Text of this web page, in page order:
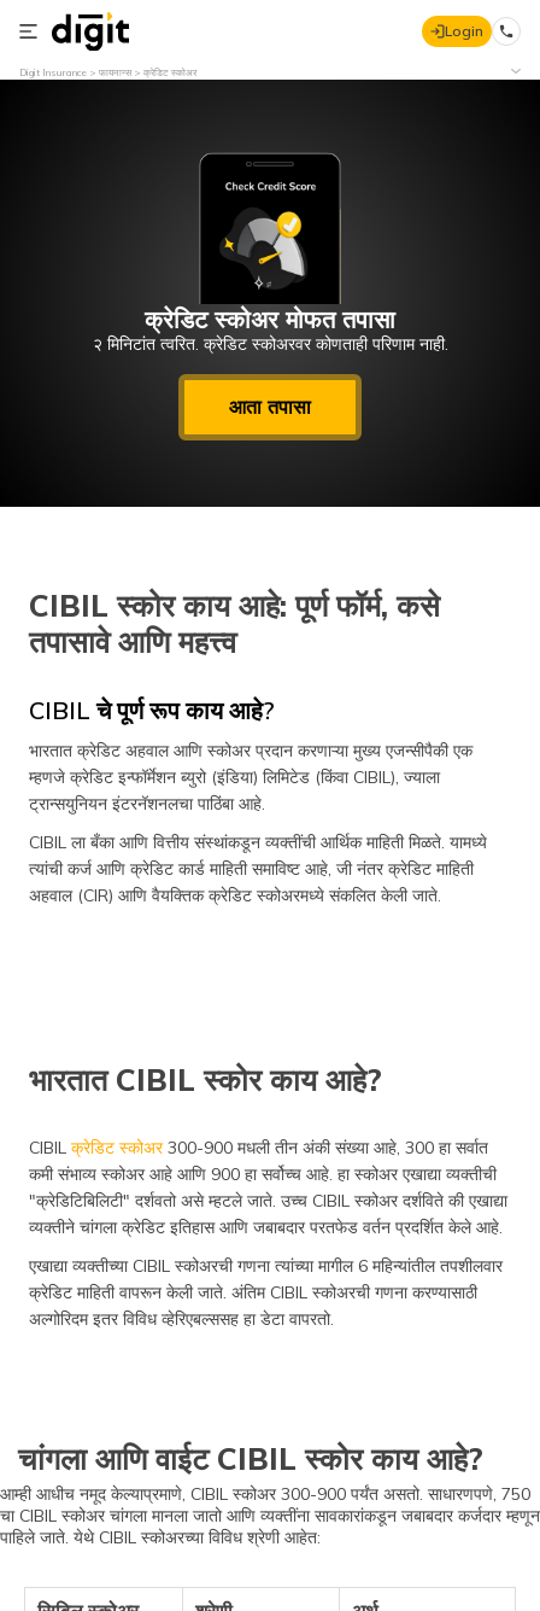
Login
Digit Insurance फायनान्स क्रेडिट स्कोअर
क्रेडिट स्कोअर मोफत तपासा
२ मिनिटांत त्वरित. क्रेडिट स्कोअरवर कोणताही परिणाम नाही.
आता तपासा
CIBIL स्कोर काय आहे: पूर्ण फॉर्म, कसे
तपासावे आणि महत्त्व
CIBIL चे पूर्ण रूप काय आहे?
भारतात क्रेडिट अहवाल आणि स्कोअर प्रदान करणाऱ्या मुख्य एजन्सीपैकी एक
म्हणजे क्रेडिट इन्फॉर्मेशन ब्युरो (इंडिया) लिमिटेड (किंवा CIBIL), ज्याला
ट्रान्सयुनियन इंटरनॅशनलचा पाठिंबा आहे.
CIBIL ला बँका आणि वित्तीय संस्थांकडून व्यक्तींची आर्थिक माहिती मिळते. यामध्ये
त्यांची कर्ज आणि क्रेडिट कार्ड माहिती समाविष्ट आहे, जी नंतर क्रेडिट माहिती
अहवाल (CIR) आणि वैयक्तिक क्रेडिट स्कोअरमध्ये संकलित केली जाते.
भारतात CIBIL स्कोर काय आहे?
CIBIL क्रेडिट स्कोअर300-900 मधली तीन अंकी संख्या आहे, 300 हा सर्वात
कमी संभाव्य स्कोअर आहे आणि 900 हा सर्वोच्च आहे. हा स्कोअर एखाद्या व्यक्तीची
"क्रेडिटिबिलिटी" दर्शवतो असे म्हटले जाते. उच्च CIBIL स्कोअर दर्शविते की एखाद्या
व्यक्तीने चांगला क्रेडिट इतिहास आणि जबाबदार परतफेड वर्तन प्रदर्शित केले आहे.
एखाद्या व्यक्तीच्या CIBIL स्कोअरची गणना त्यांच्या मागील 6 महिन्यांतील तपशीलवार
क्रेडिट माहिती वापरून केली जाते. अंतिम CIBIL स्कोअरची गणना करण्यासाठी
अल्गोरिदम इतर विविध व्हेरिएबल्ससह हा डेटा वापरतो.
चांगला आणि वाईट CIBIL स्कोर काय आहे?
आम्ही आधीच नमूद केल्याप्रमाणे, CIBIL स्कोअर 300-900 पर्यंत असतो. साधारणपणे, 750
चा CIBIL स्कोअर चांगला मानला जातो आणि व्यक्तींना सावकारांकडून जबाबदार कर्जदार म्हणून
पाहिले जाते. येथे CIBIL स्कोअरच्या विविध श्रेणी आहेत: